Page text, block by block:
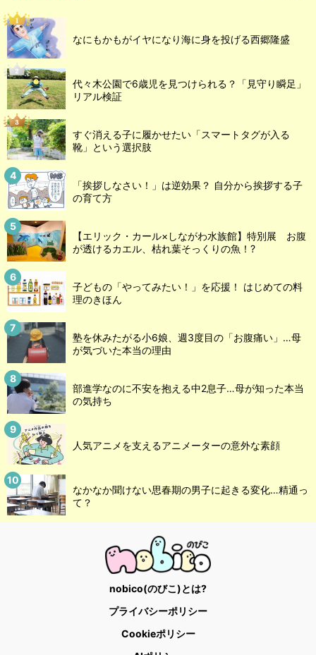
なにもかもがイヤになり海に身を投げる西郷隆盛
代々木公園で6歳児を見つけられる？「見守り瞬足」
リアル検証
すぐ消える子に履かせたい「スマートタグが入る
靴」という選択肢
「挨拶しなさい！」は逆効果？ 自分から挨拶する子
の育て方
【エリック・カール×しながわ水族館】特別展 お腹
が透けるカエル、枯れ葉そっくりの魚！?
子どもの「やってみたい！」を応援！ はじめての料
理のきほん
塾を休みたがる小6娘、週3度目の「お腹痛い」…母
が気づいた本当の理由
部進学なのに不安を抱える中2息子…母が知った本当
の気持ち
人気アニメを支えるアニメーターの意外な素顔
なかなか聞けない思春期の男子に起きる変化…精通っ
て？
nobico(のびこ)とは?
プライバシーポリシー
Cookieポリシー